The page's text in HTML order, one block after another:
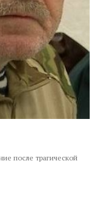
после трагической